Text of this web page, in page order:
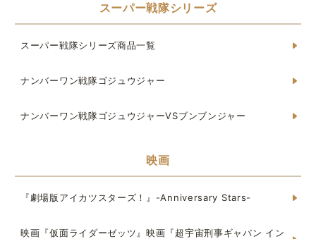
スーパー戦隊シリーズ
スーパー戦隊シリーズ商品一覧
ナンバーワン戦隊ゴジュウジャー
ナンバーワン戦隊ゴジュウジャーVSブンブンジャー
映画
『劇場版アイカツスターズ！』-Anniversary Stars-
映画『仮面ライダーゼッツ』映画『超宇宙刑事ギャバン イン